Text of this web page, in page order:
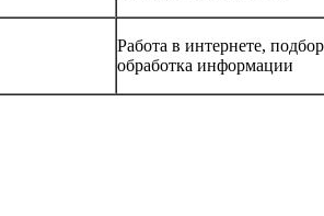
Работа в интернете,
обработка информации